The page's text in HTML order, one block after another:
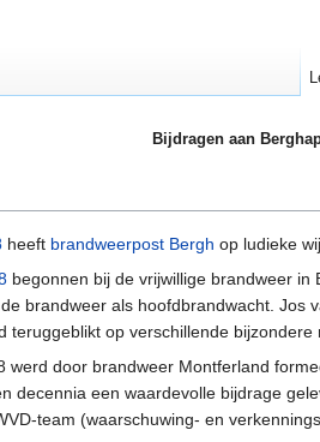
Bijdragen aan
heeft brandweerpost Bergh op ludieke
begonnen bij de vrijwillige brandweer
brandweer als hoofdbrandwacht.
teruggeblikt op verschillende
door brandweer Montferland
decennia een waardevolle bijdrage
team (waarschuwing- en